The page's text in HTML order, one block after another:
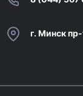
г. Минск